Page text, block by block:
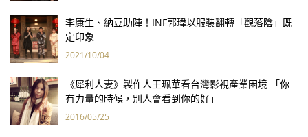
李康生、納豆助陣！INF郭瑋以服裝翻轉「觀落陰」既
定印象
2021/10/04
《犀利人妻》製作人王珮華看台灣影視產業困境 「你
有力量的時候，別人會看到你的好」
2016/05/25